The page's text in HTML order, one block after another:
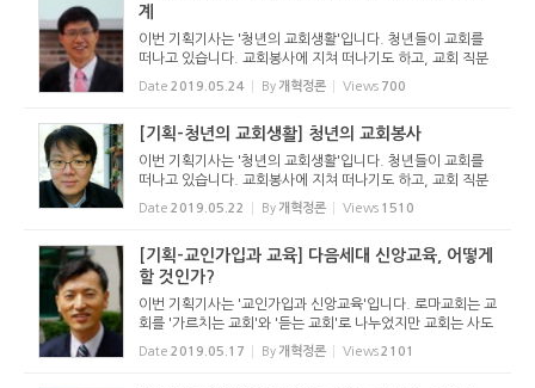
계
이번 기획기사는 '청년의 교회생활'입니다. 청년들이 교회를
떠나고 있습니다. 교회봉사에 지쳐 떠나기도 하고, 교회 직분
자들과의 다툼을 일으켜 떠나기도 합니다. 추측컨대 이런 추세
는 더 가속화될 것입니다. 교회에 그리스도께서 계시기에 교회
Date 2019.05.24 By 개혁정론 Views 700
[기획-청년의 교회생활] 청년의 교회봉사
이번 기획기사는 '청년의 교회생활'입니다. 청년들이 교회를
떠나고 있습니다. 교회봉사에 지쳐 떠나기도 하고, 교회 직분
자들과의 다툼을 일으켜 떠나기도 합니다. 추측컨대 이런 추세
는 더 가속화될 것입니다. 교회에 그리스도께서 계시기에 교회
Date 2019.05.22 By 개혁정론 Views 1510
[기획-교인가입과 교육] 다음세대 신앙교육, 어떻게
할 것인가?
이번 기획기사는 '교인가입과 신앙교육'입니다. 로마교회는 교
회를 '가르치는 교회'와 '듣는 교회'로 나누었지만 교회는 사도
적인 가르침위에 서야 합니다. 이 가르침을 통해 신자가 생겨
나고, 신자가 양육을 받습니다. 한국교회에는...
Date 2019.05.17 By 개혁정론 Views2101